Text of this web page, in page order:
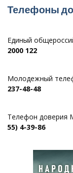
Телефоны
Единый
2000 122
Молодежный
237-48-48
Телефон доверия
55) 4-39-86